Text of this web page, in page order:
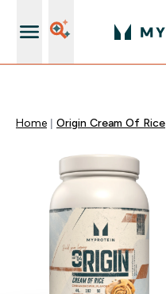
Home Origin Cream Of Rice